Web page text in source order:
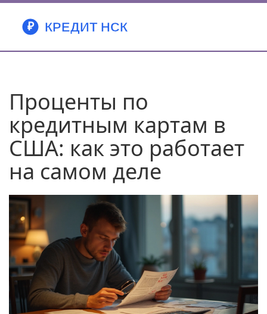
Проценты по
кредитным картам в
США: как это работает
на самом деле